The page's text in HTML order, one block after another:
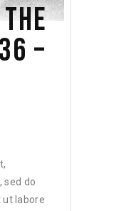
–
sed do
ut labore